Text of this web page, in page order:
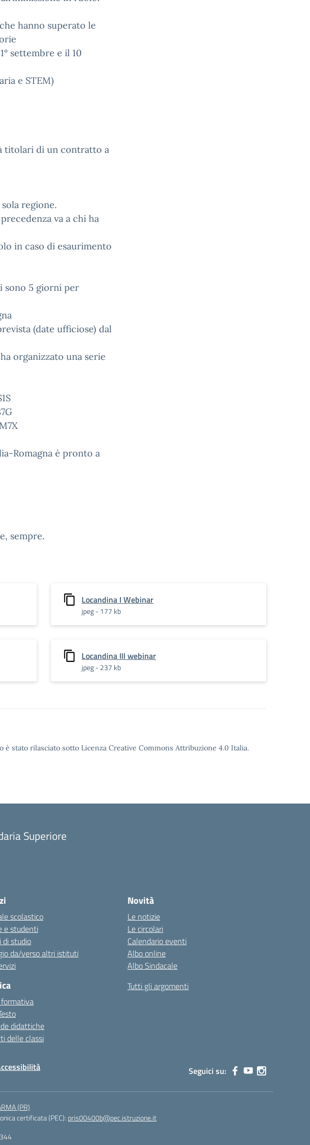
hanno superato le
settembre e il 10
e STEM)
titolari di un contratto a
regione.
va a chi ha
in caso di esaurimento
sono 5 giorni per
(date ufficiose) dal
organizzato una serie
Romagna è pronto a
sempre.
Locandina I Webinar
jpeg - 177 kb
Locandina III webinar
jpeg - 237 kb
è stato rilasciato sotto Licenza Creative Commons Attribuzione 4.0 Italia.
Superiore
scolastico
e studenti
di studio
da/verso altri istituti
didattiche
delle classi
Novità
Le notizie
Le circolari
Calendario eventi
Albo online
Albo Sindacale
Tutti gli argomenti
Seguici su:
(PR)
certificata (PEC): pris00400b@pec.istruzione.it